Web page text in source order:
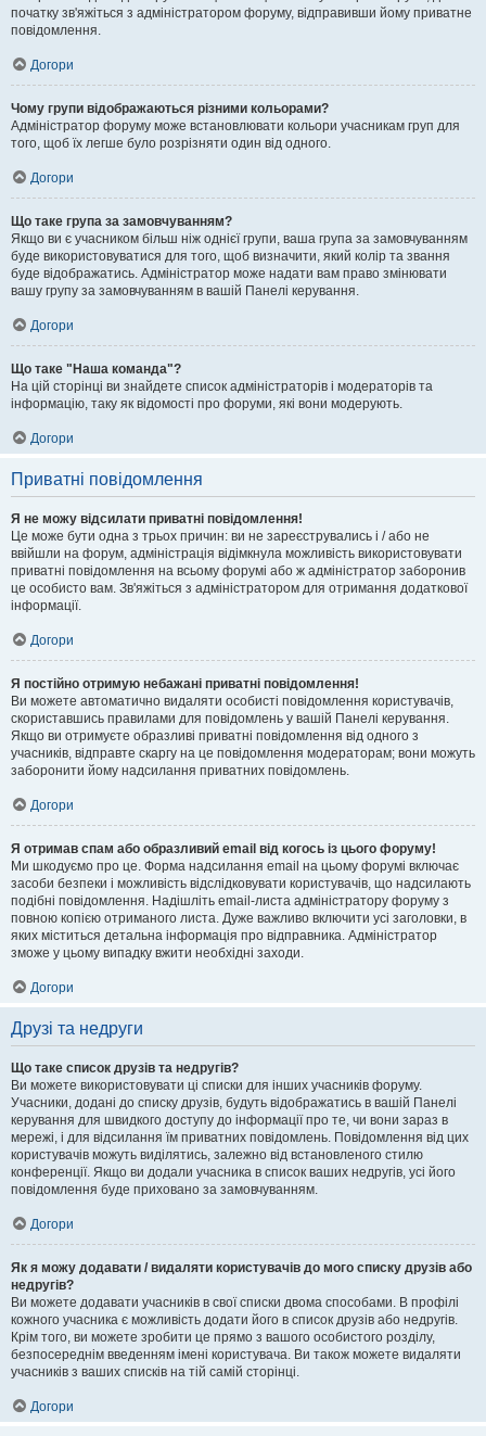
початку зв'яжіться з адміністратором форуму, відправивши йому приватне
повідомлення.
Догори
Чому групи відображаються різними кольорами?
Адміністратор форуму може встановлювати кольори учасникам груп для
того, щоб їх легше було розрізняти один від одного.
Догори
Що таке група за замовчуванням?
Якщо ви є учасником більш ніж однієї групи, ваша група за замовчуванням
буде використовуватися для того, щоб визначити, який колір та звання
буде відображатись. Адміністратор може надати вам право змінювати
вашу групу за замовчуванням в вашій Панелі керування.
Догори
Що таке "Наша команда"?
На цій сторінці ви знайдете список адміністраторів і модераторів та
інформацію, таку як відомості про форуми, які вони модерують.
Догори
Приватні повідомлення
Я не можу відсилати приватні повідомлення!
Це може бути одна з трьох причин: ви не зареєструвались і / або не
ввійшли на форум, адміністрація відімкнула можливість використовувати
приватні повідомлення на всьому форумі або ж адміністратор заборонив
це особисто вам. Зв'яжіться з адміністратором для отримання додаткової
інформації.
Догори
Я постійно отримую небажані приватні повідомлення!
Ви можете автоматично видаляти особисті повідомлення користувачів,
скориставшись правилами для повідомлень у вашій Панелі керування.
Якщо ви отримуєте образливі приватні повідомлення від одного з
учасників, відправте скаргу на це повідомлення модераторам; вони можуть
заборонити йому надсилання приватних повідомлень.
Догори
Я отримав спам або образливий email від когось із цього форуму!
Ми шкодуємо про це. Форма надсилання email на цьому форумі включає
засоби безпеки і можливість відслідковувати користувачів, що надсилають
подібні повідомлення. Надішліть email-листа адміністратору форуму з
повною копією отриманого листа. Дуже важливо включити усі заголовки, в
яких міститься детальна інформація про відправника. Адміністратор
зможе у цьому випадку вжити необхідні заходи.
Догори
Друзі та недруги
Що таке список друзів та недругів?
Ви можете використовувати ці списки для інших учасників форуму.
Учасники, додані до списку друзів, будуть відображатись в вашій Панелі
керування для швидкого доступу до інформації про те, чи вони зараз в
мережі, і для відсилання їм приватних повідомлень. Повідомлення від цих
користувачів можуть виділятись, залежно від встановленого стилю
конференції. Якщо ви додали учасника в список ваших недругів, усі його
повідомлення буде приховано за замовчуванням.
Догори
Як я можу додавати / видаляти користувачів до мого списку друзів або
недругів?
Ви можете додавати учасників в свої списки двома способами. В профілі
кожного учасника є можливість додати його в список друзів або недругів.
Крім того, ви можете зробити це прямо з вашого особистого розділу,
безпосереднім введенням імені користувача. Ви також можете видаляти
учасників з ваших списків на тій самій сторінці.
Догори